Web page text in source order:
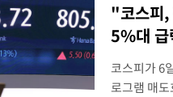
"코스피
5%대 급
코스피가 6
로그램 매